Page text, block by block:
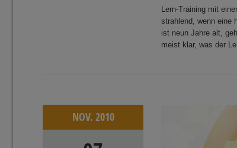
Lern-Training mit
strahlend, wenn eine
ist neun Jahre alt,
meist klar, was der
NOV. 2010